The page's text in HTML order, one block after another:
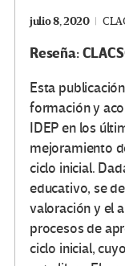
julio 8, 2020
Reseña:
Esta
formación y
IDEP en los
mejoramiento
ciclo inicial.
educativo, se
valoración y el
procesos de
ciclo inicial,